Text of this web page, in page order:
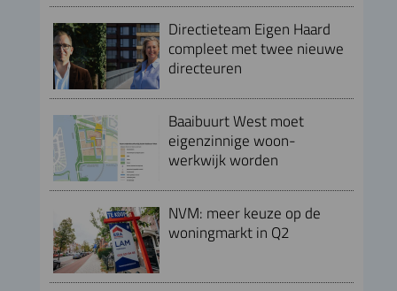
Directieteam Eigen Haard
compleet met twee nieuwe
directeuren
Baaibuurt West moet
eigenzinnige woon-
werkwijk worden
NVM: meer keuze op de
woningmarkt in Q2